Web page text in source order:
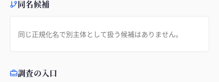
同名候補
同じ正規化名で別主体として扱う候補はありません。
調査の入口